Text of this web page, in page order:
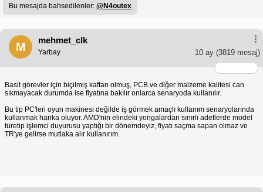
Bu mesajda bahsedilenler: @N4outex
M
mehmet_clk
10 ay (3819 mesaj)
Yarbay
Basit görevler için biçilmiş kaftan olmuş, PCB ve diğer malzeme kalitesi can
sıkmayacak durumda ise fiyatına bakılır onlarca senaryoda kullanılır.
Bu tip PC'leri oyun makinesi değilde iş görmek amaçlı kullanım senaryolarında
kullanmak harika oluyor. AMD'nin elindeki yongalardan sınırlı adetlerde model
türetip işlemci duyurusu yaptığı bir dönemdeyiz, fiyatı saçma sapan olmaz ve
TR'ye gelirse mutlaka alır kullanırım.